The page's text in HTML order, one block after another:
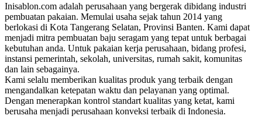
Inisablon.com adalah perusahaan yang bergerak dibidang industri
pembuatan pakaian. Memulai usaha sejak tahun 2014 yang
berlokasi di Kota Tangerang Selatan, Provinsi Banten. Kami dapat
menjadi mitra pembuatan baju seragam yang tepat untuk berbagai
kebutuhan anda. Untuk pakaian kerja perusahaan, bidang profesi,
instansi pemerintah, sekolah, universitas, rumah sakit, komunitas
dan lain sebagainya.
Kami selalu memberikan kualitas produk yang terbaik dengan
mengandalkan ketepatan waktu dan pelayanan yang optimal.
Dengan menerapkan kontrol standart kualitas yang ketat, kami
berusaha menjadi perusahaan konveksi terbaik di Indonesia.